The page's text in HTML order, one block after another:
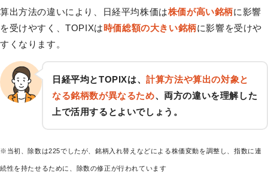
算出方法の違いにより、日経平均株価は株価が高い銘柄に影響
を受けやすく、TOPIXは時価総額の大きい銘柄に影響を受けや
すくなります。
日経平均とTOPIXは、計算方法や算出の対象と
なる銘柄数が異なるため、両方の違いを理解した
上で活用するとよいでしょう。
※当初、除数は225でしたが、銘柄入れ替えなどによる株価変動を調整し、指数に連
続性を持たせるために、除数の修正が行われています